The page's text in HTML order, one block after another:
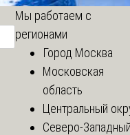
Мы работаем с
регионами
Город Москва
Московская
область
Центральный
Северо-Западный